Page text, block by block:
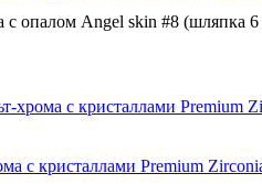
с опалом Angel skin #8 (шляпка
с кристаллами Premium